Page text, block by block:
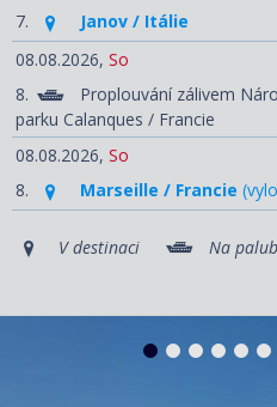
7.
Janov / Itálie
08.08.2026, So
8.
Proplouvání zálivem
parku Calanques / Francie
08.08.2026, So
8.
Marseille / Francie
V destinaci Na